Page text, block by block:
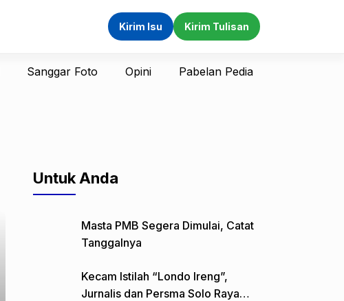
Kirim Isu Kirim Tulisan
Sanggar Foto Opini Pabelan Pedia
Untuk Anda
Masta PMB Segera Dimulai, Catat
Tanggalnya
Kecam Istilah “Londo Ireng”,
Jurnalis dan Persma Solo Raya